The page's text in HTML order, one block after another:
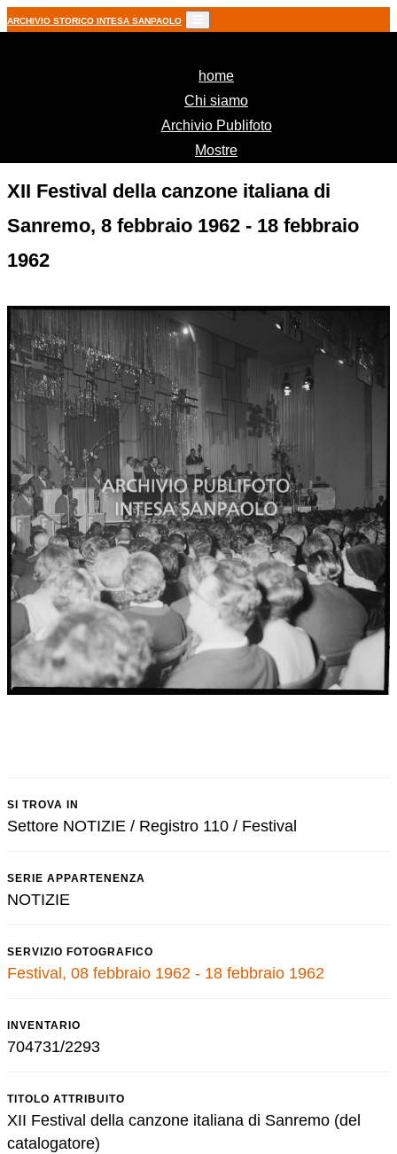
ARCHIVIO STORICO INTESA SANPAOLO
home(current)
Chi siamo
Archivio Publifoto
Mostre
XII Festival della canzone italiana di
Sanremo, 8 febbraio 1962 - 18 febbraio
1962
SI TROVA IN
Settore NOTIZIE / Registro 110 / Festival
SERIE APPARTENENZA
NOTIZIE
SERVIZIO FOTOGRAFICO
Festival, 08 febbraio 1962 - 18 febbraio 1962
INVENTARIO
704731/2293
TITOLO ATTRIBUITO
XII Festival della canzone italiana di Sanremo (del
catalogatore)